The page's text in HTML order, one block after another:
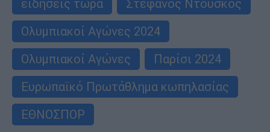
ειδήσεις τώρα
Στέφανος Ντούσκος
Ολυμπιακοί Αγώνες 2024
Ολυμπιακοί Αγώνες
Παρίσι 2024
Ευρωπαϊκό Πρωτάθλημα κωπηλασίας
ΕΘΝΟΣΠΟΡ